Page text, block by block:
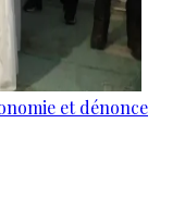
et dénonce